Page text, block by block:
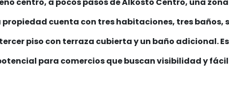
cuenta con tres habitaciones, tres baños,
piso con terraza cubierta y un baño adicional.
para comercios que buscan visibilidad y